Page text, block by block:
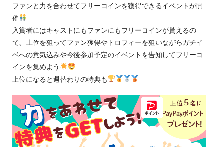
ファンと力を合わせてフリーコインを獲得できるイベントが開
催
入賞者にはキャストにもファンにもフリーコインが貰えるの
で、上位を狙ってファン獲得やトロフィーを狙いながらガチイ
ベへの意気込みや今後参加予定のイベントを告知してフリーコ
インを集めよう
上位になると週替わりの特典も